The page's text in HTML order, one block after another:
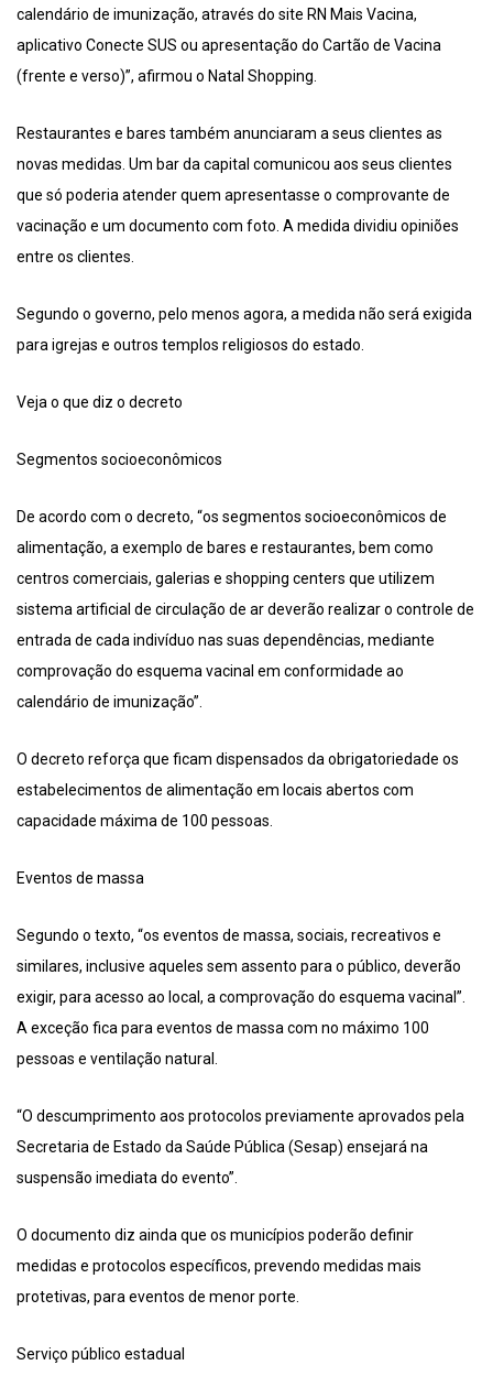
calendário de imunização, através do site RN Mais Vacina,
aplicativo Conecte SUS ou apresentação do Cartão de Vacina
(frente e verso)”, afirmou o Natal Shopping.
Restaurantes e bares também anunciaram a seus clientes as
novas medidas. Um bar da capital comunicou aos seus clientes
que só poderia atender quem apresentasse o comprovante de
vacinação e um documento com foto. A medida dividiu opiniões
entre os clientes.
Segundo o governo, pelo menos agora, a medida não será exigida
para igrejas e outros templos religiosos do estado.
Veja o que diz o decreto
Segmentos socioeconômicos
De acordo com o decreto, “os segmentos socioeconômicos de
alimentação, a exemplo de bares e restaurantes, bem como
centros comerciais, galerias e shopping centers que utilizem
sistema artificial de circulação de ar deverão realizar o controle de
entrada de cada indivíduo nas suas dependências, mediante
comprovação do esquema vacinal em conformidade ao
calendário de imunização”.
O decreto reforça que ficam dispensados da obrigatoriedade os
estabelecimentos de alimentação em locais abertos com
capacidade máxima de 100 pessoas.
Eventos de massa
Segundo o texto, “os eventos de massa, sociais, recreativos e
similares, inclusive aqueles sem assento para o público, deverão
exigir, para acesso ao local, a comprovação do esquema vacinal”.
A exceção fica para eventos de massa com no máximo 100
pessoas e ventilação natural.
“O descumprimento aos protocolos previamente aprovados pela
Secretaria de Estado da Saúde Pública (Sesap) ensejará na
suspensão imediata do evento”.
O documento diz ainda que os municípios poderão definir
medidas e protocolos específicos, prevendo medidas mais
protetivas, para eventos de menor porte.
Serviço público estadual